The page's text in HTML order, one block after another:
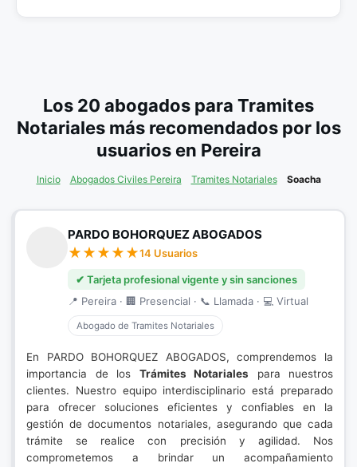
Los 20 abogados para Tramites
Notariales más recomendados por los
usuarios en Pereira
Inicio Abogados Civiles Pereira Tramites Notariales Soacha
PARDO BOHORQUEZ ABOGADOS
14 Usuarios
✔ Tarjeta profesional vigente y sin sanciones
📍 Pereira · 🏢 Presencial · 📞 Llamada · 💻 Virtual
Abogado de Tramites Notariales
En PARDO BOHORQUEZ ABOGADOS, comprendemos la
importancia de los Trámites Notariales para nuestros
clientes. Nuestro equipo interdisciplinario está preparado
para ofrecer soluciones eficientes y confiables en la
gestión de documentos notariales, asegurando que cada
trámite se realice con precisión y agilidad. Nos
comprometemos a brindar un acompañamiento